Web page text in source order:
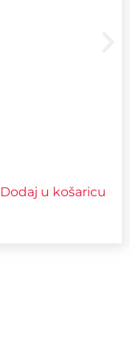
Dodaj u košaricu